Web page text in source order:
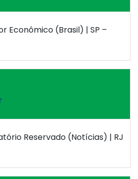
Econômico (Brasil) | SP –
Reservado (Notícias) | RJ